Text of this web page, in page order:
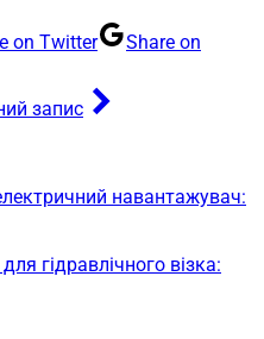
on Twitter
Share on
запис
навантажувач:
гідравлічного візка: